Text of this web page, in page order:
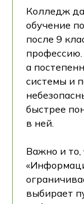
Колледж
обучение
после 9
а
системы и
быстрее
в ней.
Важно и то,
выбирает